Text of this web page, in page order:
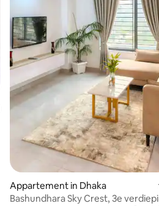
beoordeling van 4,71 uit 5, 93
Appartement in Dhaka
Bashundhara Sky Crest, 3e